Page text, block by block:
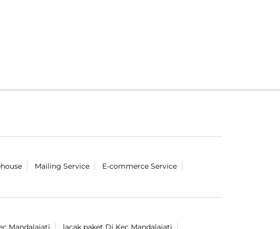
Mailing Service
E-commerce Service
Mandalajati lacak paket Di Kec Mandalajati